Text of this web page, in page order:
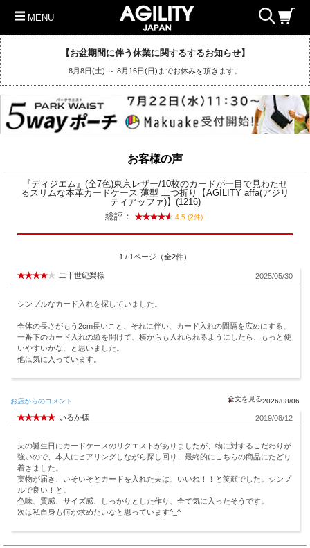
MENU
【お盆期間に伴う休業に関するするお知らせ】
8月8日(土) ～ 8月16日(日)までお休みを頂きます。
お客様の声
『ディジエム』(全7色)東京レザー/10枚のカードが一目で見わたせ
るスリムな本革カードケース 薄型 二つ折り【AGILITY affa(アジリ
ティアッファ)】(1216)
総評：
4.5 (2件)
1 / 1ページ（全2件）
二十世紀梨様 2025/05/30
シンプルなカード入れを探していました。
全体の長さがもう2cm長いこと、それに伴い、カード入れの間隔を広めにする、
一番下のカード入れの縦を開けて、横からも入れられるようにしたら、もっと使
いやすいかな、と思いました。
他は気に入っています。
お店からのコメント 2026/08/06
いるか様 2019/08/12
夫の誕生日にカードケースのリクエストがありましたが、物に対するこだわりが
強いので、本人にヒアリングしながら探し回り、最終的にこちらの商品にたどり
着きました。
実物が届き、いそいそとカードを入れた夫は、いいね！！と笑顔でした。シンプ
ルで良い！と。
色味、質感、サイズ感、しっかりとした作り、全て気に入ったそうです。
次は私自身も何か求めたいなと思っています^_^